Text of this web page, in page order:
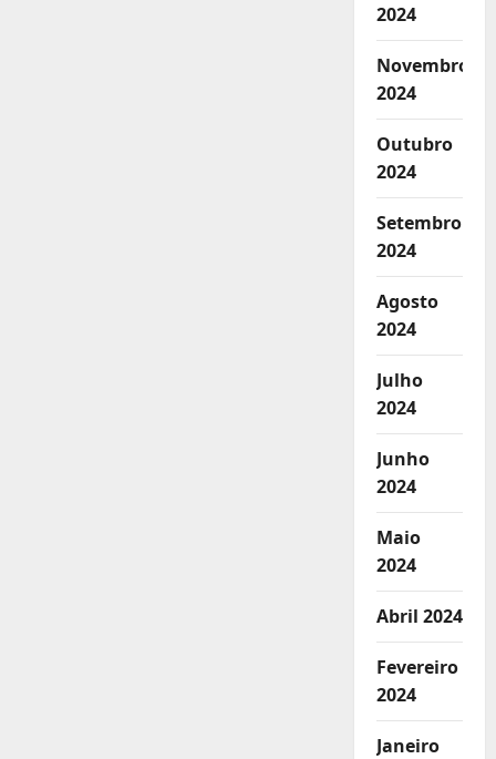
2024
Novembro
2024
Outubro
2024
Setembro
2024
Agosto
2024
Julho
2024
Junho
2024
Maio
2024
Abril 2024
Fevereiro
2024
Janeiro